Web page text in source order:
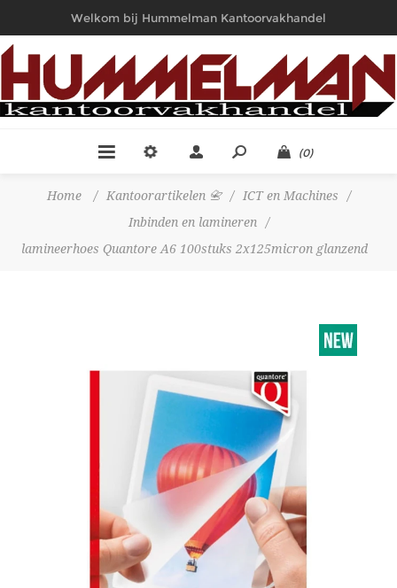
Welkom bij Hummelman Kantoorvakhandel
(0)
Home / Kantoorartikelen 📇 / ICT en Machines
/
Inbinden en lamineren
/
lamineerhoes Quantore A6 100stuks 2x125micron glanzend